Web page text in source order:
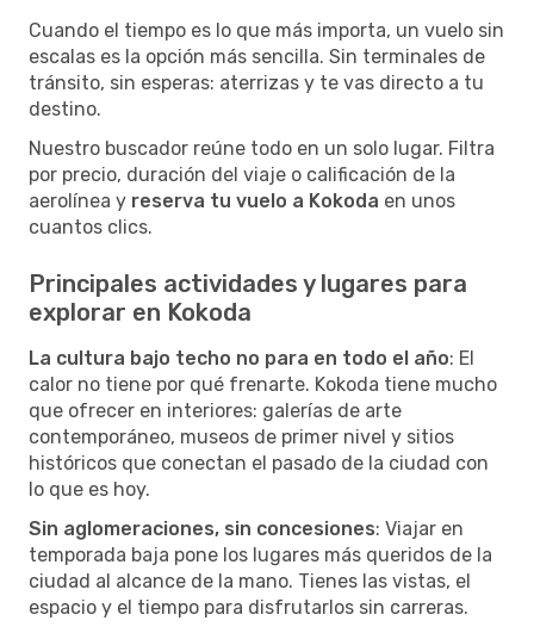
Cuando el tiempo es lo que más importa, un vuelo sin
escalas es la opción más sencilla. Sin terminales de
tránsito, sin esperas: aterrizas y te vas directo a tu
destino.
Nuestro buscador reúne todo en un solo lugar. Filtra
por precio, duración del viaje o calificación de la
aerolínea y reserva tu vuelo a Kokoda en unos
cuantos clics.
Principales actividades y lugares para
explorar en Kokoda
La cultura bajo techo no para en todo el año: El
calor no tiene por qué frenarte. Kokoda tiene mucho
que ofrecer en interiores: galerías de arte
contemporáneo, museos de primer nivel y sitios
históricos que conectan el pasado de la ciudad con
lo que es hoy.
Sin aglomeraciones, sin concesiones: Viajar en
temporada baja pone los lugares más queridos de la
ciudad al alcance de la mano. Tienes las vistas, el
espacio y el tiempo para disfrutarlos sin carreras.